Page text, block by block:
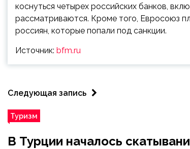
коснуться четырех российских банков,
рассматриваются. Кроме того, Евросоюз
россиян, которые попали под санкции.
Источник: bfm.ru
Следующая запись
Туризм
В Турции началось